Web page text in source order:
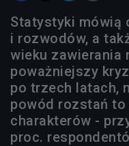
Statystyki mówią
i rozwodów, a
wieku zawierania
poważniejszy
po trzech latach,
powód rozstań
charakterów -
proc.